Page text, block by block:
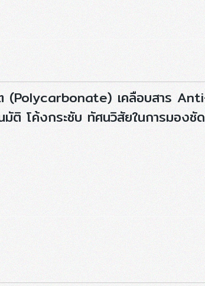
(Polycarbonate) เคลือบสาร
ติ โค้งกระชับ ทัศนวิสัยในการมองชั